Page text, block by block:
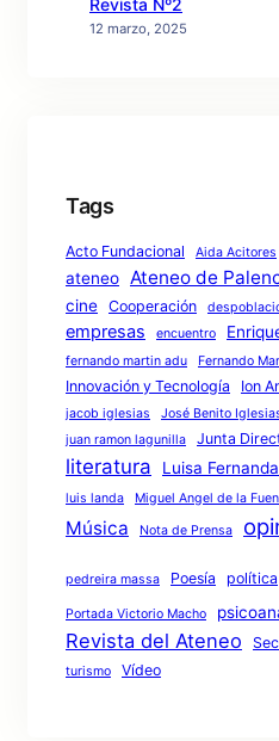
Revista Nº2
12 marzo, 2025
Tags
Acto Fundacional Aida Acitores
ateneo Ateneo de
cine Cooperación
empresas encuentro
fernando martin adu Fernando
Innovación y Tecnología Ion
jacob iglesias José Benito
juan ramon lagunilla Junta
literatura Luisa
luis landa
Miguel Angel de la
Música Nota de Prensa
pedreira massa Poesía política
Portada Victorio Macho
Revista del Ateneo
turismo
Vídeo